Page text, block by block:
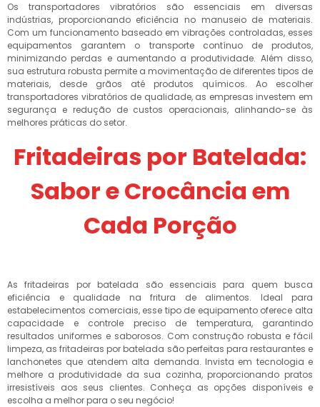
Os transportadores vibratórios são essenciais em diversas
indústrias, proporcionando eficiência no manuseio de materiais.
Com um funcionamento baseado em vibrações controladas, esses
equipamentos garantem o transporte contínuo de produtos,
minimizando perdas e aumentando a produtividade. Além disso,
sua estrutura robusta permite a movimentação de diferentes tipos de
materiais, desde grãos até produtos químicos. Ao escolher
transportadores vibratórios de qualidade, as empresas investem em
segurança e redução de custos operacionais, alinhando-se às
melhores práticas do setor.
Fritadeiras por Batelada:
Sabor e Crocância em
Cada Porção
As fritadeiras por batelada são essenciais para quem busca
eficiência e qualidade na fritura de alimentos. Ideal para
estabelecimentos comerciais, esse tipo de equipamento oferece alta
capacidade e controle preciso de temperatura, garantindo
resultados uniformes e saborosos. Com construção robusta e fácil
limpeza, as fritadeiras por batelada são perfeitas para restaurantes e
lanchonetes que atendem alta demanda. Invista em tecnologia e
melhore a produtividade da sua cozinha, proporcionando pratos
irresistíveis aos seus clientes. Conheça as opções disponíveis e
escolha a melhor para o seu negócio!